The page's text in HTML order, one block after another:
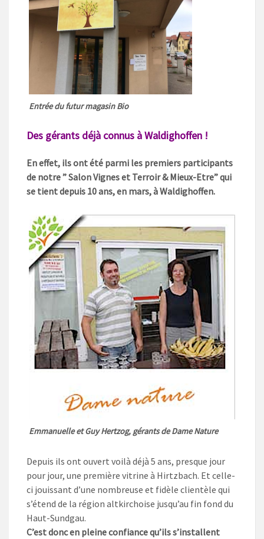
Entrée du futur magasin Bio
Des gérants déjà connus à Waldighoffen !
En effet, ils ont été parmi les premiers participants
de notre ” Salon Vignes et Terroir & Mieux-Etre” qui
se tient depuis 10 ans, en mars, à Waldighoffen.
Emmanuelle et Guy Hertzog, gérants de Dame Nature
Depuis ils ont ouvert voilà déjà 5 ans, presque jour
pour jour, une première vitrine à Hirtzbach. Et celle-
ci jouissant d’une nombreuse et fidèle clientèle qui
s’étend de la région altkirchoise jusqu’au fin fond du
Haut-Sundgau.
C’est donc en pleine confiance qu’ils s’installent